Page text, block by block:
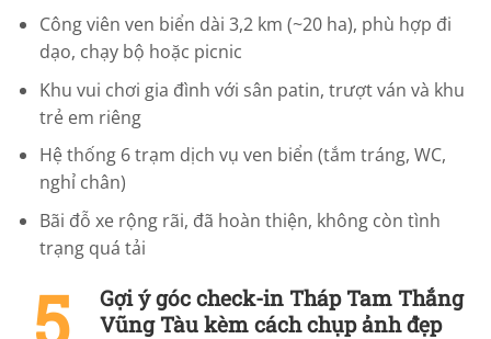
Công viên ven biển dài 3,2 km (~20 ha), phù hợp đi
dạo, chạy bộ hoặc picnic
Khu vui chơi gia đình với sân patin, trượt ván và khu
trẻ em riêng
Hệ thống 6 trạm dịch vụ ven biển (tắm tráng, WC,
nghỉ chân)
Bãi đỗ xe rộng rãi, đã hoàn thiện, không còn tình
trạng quá tải
Gợi ý góc check-in Tháp Tam Thắng
Vũng Tàu kèm cách chụp ảnh đẹp